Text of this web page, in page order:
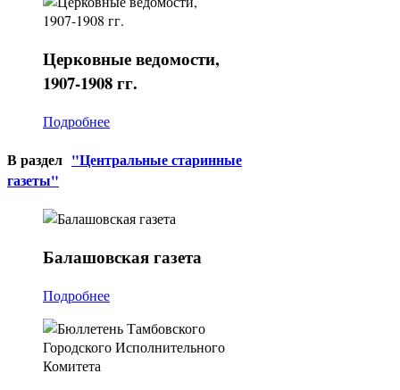
Церковныеведомости,
1907-1908 гг.
Подробнее
В раздел "Центральные старинные
газеты"
Балашовскаягазета
Подробнее